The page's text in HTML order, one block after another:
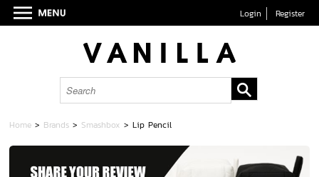
Login Register
Home > Brands > Smashbox >Lip Pencil